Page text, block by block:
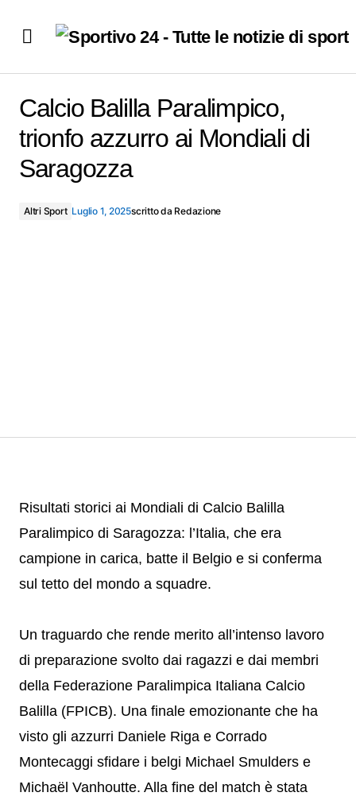
Saragozza
Calcio Balilla Paralimpico,
trionfo azzurro ai Mondiali di
Saragozza
Altri Sport Luglio 1, 2025scritto da Redazione
Risultati storici ai Mondiali di Calcio Balilla
Paralimpico di Saragozza: l’Italia, che era
campione in carica, batte il Belgio e si conferma
sul tetto del mondo a squadre.
Un traguardo che rende merito all’intenso lavoro
di preparazione svolto dai ragazzi e dai membri
della Federazione Paralimpica Italiana Calcio
Balilla (FPICB). Una finale emozionante che ha
visto gli azzurri Daniele Riga e Corrado
Montecaggi sfidare i belgi Michael Smulders e
Michaël Vanhoutte. Alla fine del match è stata